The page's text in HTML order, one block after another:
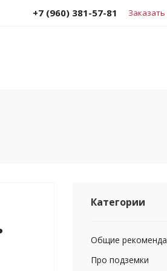
+7 (960) 381-57-81
Категории
Общие
Про подземки